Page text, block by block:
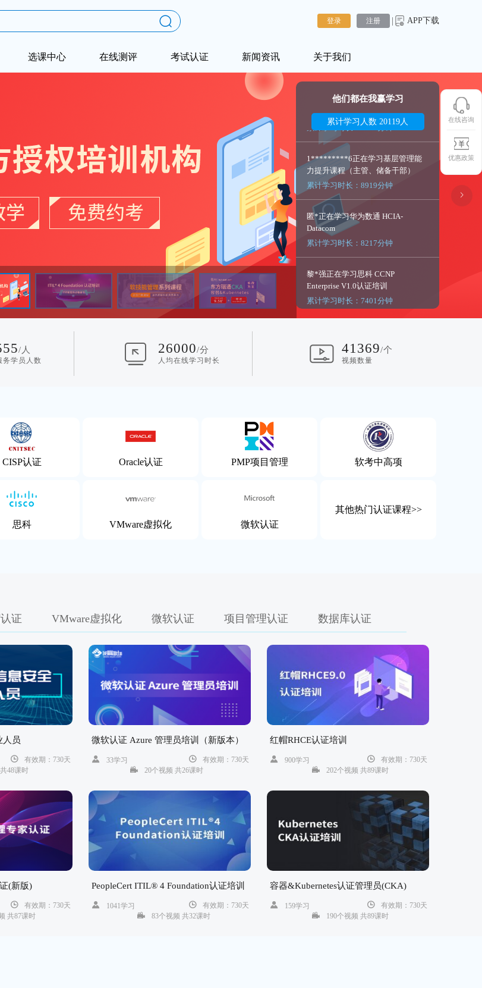
登录 注册 | APP下载
选课中心 在线测评 考试认证 新闻资讯 关于我们
他们都在我赢学习
累计学习人数 20119人
累计学习时长：10692分钟
x*********n正在学习红帽RHCA-
云技术-服务管理与自动化
力提升课程（主管、储备干部）
累计学习时长：8919分钟
匿*正在学习华为数通 HCIA-
Datacom
累计学习时长：8217分钟
黎*强正在学习思科 CCNP
Enterprise V1.0认证培训
杜*正在学习红帽RHCE认证培训
累计学习时长：7287分钟
累计学习时长：6557分钟
范*超正在学习红帽RHCE认证培训
l*正在学习红帽RHCE认证培训
累计学习时长：5973分钟
李*正在学习红帽RHCE认证培训
累计学习时长：5847分钟
李*正在学习Oracle 19c OCP认证培
训
累计学习时长：5845分钟
原*海正在学习华为路由交换HCIA-
累计学习时长：4971分钟
陳*霖正在学习Oracle 19c OCP认证
培训
累计学习时长：4836分钟
冯*强正在学习阿里云计算ACP认证
/人
务学员人数
26000/分
人均在线学习时长
41369/个
视频数量
CISP认证 Oracle认证 PMP项目管理 软考中高项
思科 VMware虚拟化 微软认证
其他热门认证课程>>
证 VMware虚拟化 微软认证 项目管理认证 数据库认证
人员
有效期：730天
48课时
微软认证 Azure 管理员培训（新版本）
33学习
有效期：730天
20个视频 共26课时
红帽RHCE认证培训
900学习
有效期：730天
202个视频 共89课时
(新版)
有效期：730天
共87课时
PeopleCert ITIL® 4 Foundation认证培训
1041学习
有效期：730天
83个视频 共32课时
容器&Kubernetes认证管理员(CKA)
159学习
有效期：730天
190个视频 共89课时
在线咨询
优惠政策